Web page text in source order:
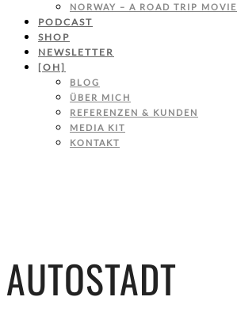
NORWAY – A ROAD TRIP MOVIE
PODCAST
SHOP
NEWSLETTER
[OH]
BLOG
ÜBER MICH
REFERENZEN & KUNDEN
MEDIA KIT
KONTAKT
AUTOSTADT